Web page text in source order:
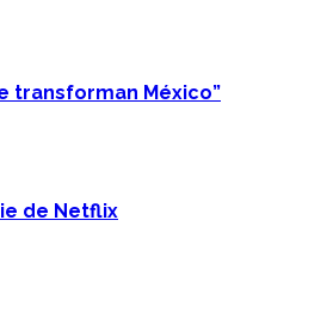
transforman México”
de Netflix